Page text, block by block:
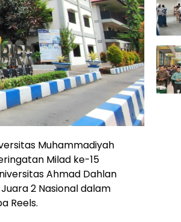
Muhammadiyah
Milad ke-15
Ahmad Dahlan
2 Nasional dalam
Reels.